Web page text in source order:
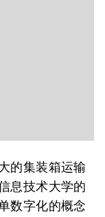
的集装箱运输
息技术大学的
数字化的概念